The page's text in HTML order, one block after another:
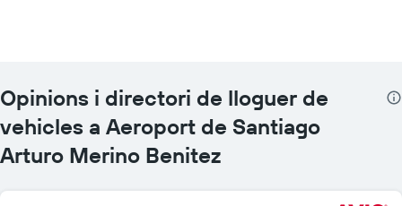
Opinions i directori de lloguer de
vehicles a Aeroport de Santiago
Arturo Merino Benitez